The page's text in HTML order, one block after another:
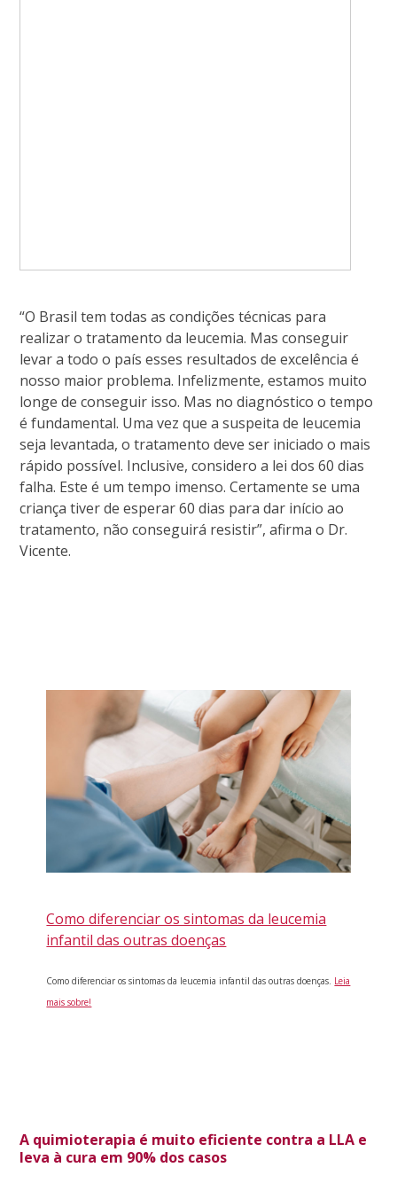
“O Brasil tem todas as condições técnicas para
realizar o tratamento da leucemia. Mas conseguir
levar a todo o país esses resultados de excelência é
nosso maior problema. Infelizmente, estamos muito
longe de conseguir isso. Mas no diagnóstico o tempo
é fundamental. Uma vez que a suspeita de leucemia
seja levantada, o tratamento deve ser iniciado o mais
rápido possível. Inclusive, considero a lei dos 60 dias
falha. Este é um tempo imenso. Certamente se uma
criança tiver de esperar 60 dias para dar início ao
tratamento, não conseguirá resistir”, afirma o Dr.
Vicente.
Como diferenciar os sintomas da leucemia
infantil das outras doenças
Como diferenciar os sintomas da leucemia infantil das outras doenças. Leia
mais sobre!
A quimioterapia é muito eficiente contra a LLA e
leva à cura em 90% dos casos